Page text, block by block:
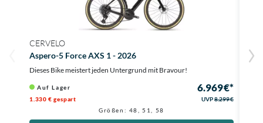
CERVELO
Aspero-5 Force AXS 1 - 2026
Dieses Bike meistert jeden Untergrund mit Bravour!
Auf Lager 6.969 €*
1.330 € gespart UVP8.299 €
Größen: 48, 51, 58